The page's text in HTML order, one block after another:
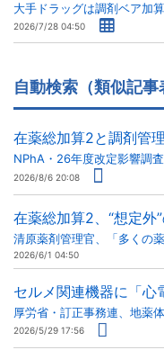
大手ドラッグは調剤ベア加
2026/7/28 04:50
自動検索（類似記事
在薬総加算2と調剤管
NPhA・26年度改定影響調
2026/8/6 20:08
在薬総加算2、“想定外
清原薬剤管理官、「多くの
2026/6/1 04:50
セルメ関連機器に「心
厚労省・訂正事務連、地薬
2026/5/29 17:56